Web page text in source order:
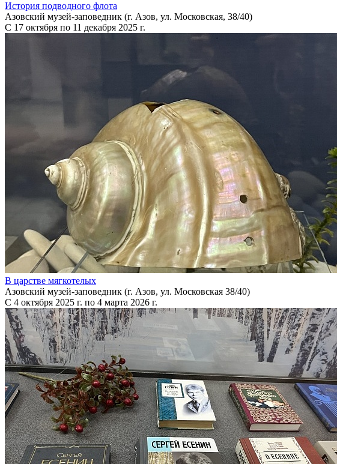
История подводного флота
Азовский музей-заповедник (г. Азов, ул. Московская, 38/40)
С 17 октября по 11 декабря 2025 г.
В царстве мягкотелых
Азовский музей-заповедник (г. Азов, ул. Московская 38/40)
С 4 октября 2025 г. по 4 марта 2026 г.